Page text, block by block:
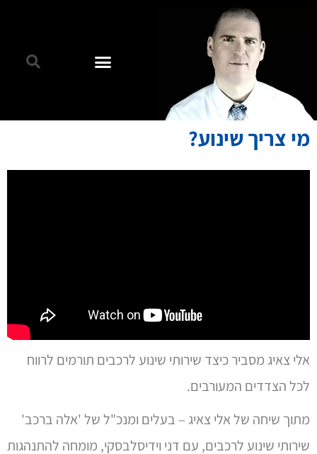
מי צריך שינוע?
אלי צאיג מסביר כיצד שירותי שינוע לרכבים תורמים לרווח
לכל הצדדים המעורבים.
מתוך שיחה של אלי צאיג – בעלים ומנכ"ל של 'אלה ברכב'
שירותי שינוע לרכבים, עם דני וידיסלבסקי, מומחה להתנהגות